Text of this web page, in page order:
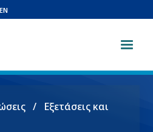
EN
Εξετάσεις και